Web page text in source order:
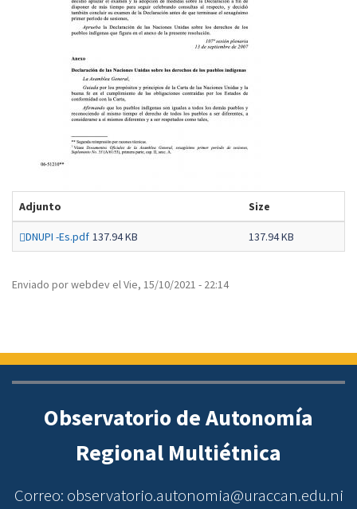
Adjunto Size
DNUPI -Es.pdf 137.94 KB 137.94 KB
Enviado porwebdev elVie, 15/10/2021 - 22:14
Observatorio de Autonomía
Regional Multiétnica
Correo: observatorio.autonomia@uraccan.edu.ni